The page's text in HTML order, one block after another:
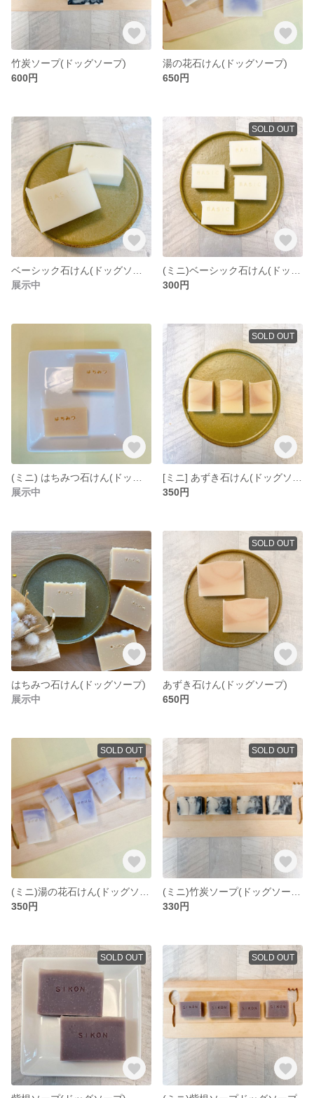
竹炭ソープ(ドッグソープ)
600円
湯の花石けん(ドッグソープ)
650円
展示中
SOLD OUT
300円
展示中
SOLD OUT
350円
はちみつ石けん(ドッグソープ)
展示中
SOLD OUT
あずき石けん(ドッグソープ)
650円
SOLD OUT
350円
SOLD OUT
330円
SOLD OUT SOLD OUT